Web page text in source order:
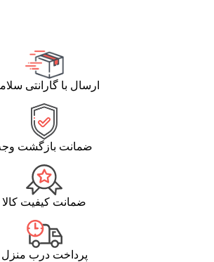
ارسال با گارانتی
ضمانت بازگشت
ضمانت کیفیت کالا
پرداخت درب منزل